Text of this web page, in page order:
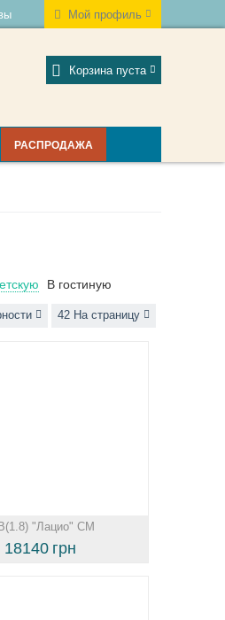
Мой профиль
Корзина пуста
РАСПРОДАЖА
В гостиную
42 На страницу
"Лацио" СМ
18140 грн